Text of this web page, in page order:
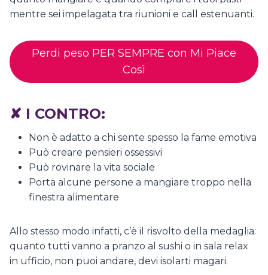
mentre sei impelagata tra riunioni e call estenuanti.
Perdi peso PER SEMPRE con Mi Piace
Così
✘ I CONTRO:
Non è adatto a chi sente spesso la fame emotiva
Può creare pensieri ossessivi
Può rovinare la vita sociale
Porta alcune persone a mangiare troppo nella
finestra alimentare
Allo stesso modo infatti, c’è il risvolto della medaglia:
quanto tutti vanno a pranzo al sushi o in sala relax
in ufficio, non puoi andare, devi isolarti magari.